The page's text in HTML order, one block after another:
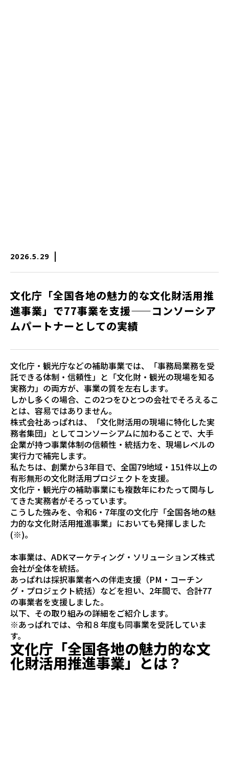
2026.5.29
文化庁「全国各地の魅力的な文化財活用推
進事業」で77事業を支援——コンソーシア
ムパートナーとしての実績
文化庁・観光庁などの補助事業では、「事務局業務を受
託できる体制・信頼性」と「文化財・観光の現場を知る
実務力」の両方が、事業の質を左右します。
しかし多くの場合、この2つをひとつの会社でそろえるこ
とは、容易ではありません。
株式会社あっぱれは、「文化財活用の現場に特化した実
務者集団」としてコンソーシアムに加わることで、大手
企業が持つ事業体制の信頼性・統括力を、現場レベルの
実行力で補完します。
私たちは、創業から3年目で、全国79地域・151件以上の
有形無形の文化財活用プロジェクトを支援。
文化庁・観光庁の補助事業にも複数年にわたって関与し
てきた実務者がそろっています。
こうした強みを、令和6・7年度の文化庁「全国各地の魅
力的な文化財活用推進事業」においても発揮しました
(※)。
本事業は、ADKマーケティング・ソリューションズ株式
会社が全体を統括。
あっぱれは採択事業者への伴走支援（PM・コーチン
グ・プロジェクト統括）などを担い、2年間で、合計77
の事業者を支援しました。
以下、その取り組みの詳細をご紹介します。
※あっぱれでは、令和８年度も同事業を受託していま
す。
文化庁「全国各地の魅力的な文
化財活用推進事業」とは？